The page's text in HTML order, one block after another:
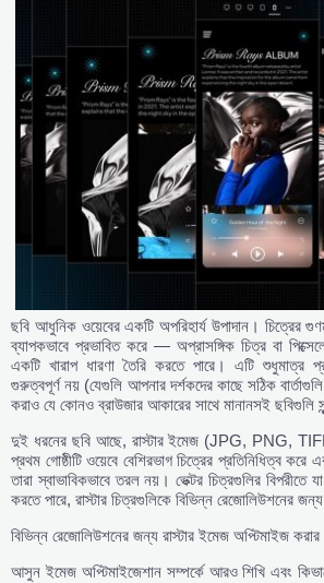
ছবি আধুনিক ওয়েবের একটি অপরিহার্য উপাদান। চিত্রের
ব্যাপকভাবে প্রভাবিত করে — অপ্রাসঙ্গিক চিত্র বা
একটি খারাপ ধারণা তৈরি করতে পারে। এটি শুধুমাত্র
গুরুত্বপূর্ণ নয় (যেগুলি আপনার দর্শকদের কাছে সঠিক
করাও যে কোনও ব্রাউজার আকারের সাথে মানানসই ছবিগুলি
দুই ধরনের ছবি আছে, রাস্টার ইমেজ (JPG, PNG,
প্রথম গোষ্ঠীটি ওয়েবে বেশিরভাগ চিত্রের প্রতিনিধিত্ব
তারা স্বাভাবিকভাবে তরল নয়। ভেক্টর চিত্রগুলির বিপরীতে
করতে পারে, রাস্টার চিত্রগুলিকে বিভিন্ন রেজোলিউশনের
বিভিন্ন রেজোলিউশনের জন্য রাস্টার ইমেজ অপ্টিমাইজ করার
আসুন ইমেজ অপ্টিমাইজেশান সম্পর্কে আরও শিখি এবং